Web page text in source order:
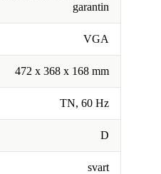
garantin
VGA
472 x 368 x 168 mm
TN, 60 Hz
D
svart